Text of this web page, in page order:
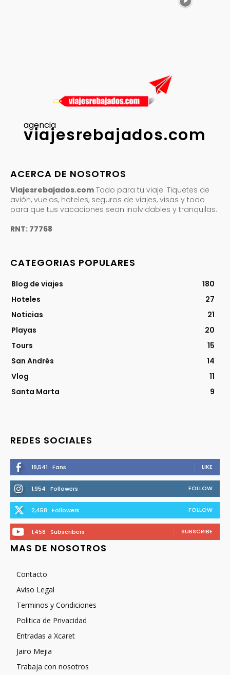
agencia
viajesrebajados.com
ACERCA DE NOSOTROS
Viajesrebajados.com Todo para tu viaje. Tiquetes de
avión, vuelos, hoteles, seguros de viajes, visas y todo
para que tus vacaciones sean inolvidables y tranquilas.
RNT: 77768
CATEGORIAS POPULARES
Blog de viajes
180
Hoteles
27
Noticias
21
Playas
20
Tours
15
San Andrés
14
Vlog
11
Santa Marta
9
REDES SOCIALES
18,541 Fans LIKE
1,954 Followers FOLLOW
2,458 Followers FOLLOW
1,458 Subscribers SUBSCRIBE
MAS DE NOSOTROS
Contacto
Aviso Legal
Terminos y Condiciones
Politica de Privacidad
Entradas a Xcaret
Jairo Mejia
Trabaja con nosotros